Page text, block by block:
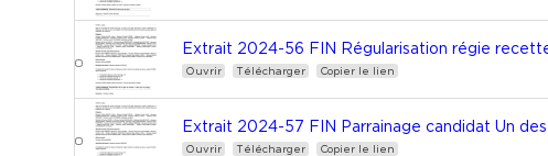
Extrait 2024-56 FIN Régularisation régie
Ouvrir Télécharger Copier le lien
Extrait 2024-57 FIN Parrainage candidat Un
Ouvrir Télécharger Copier le lien